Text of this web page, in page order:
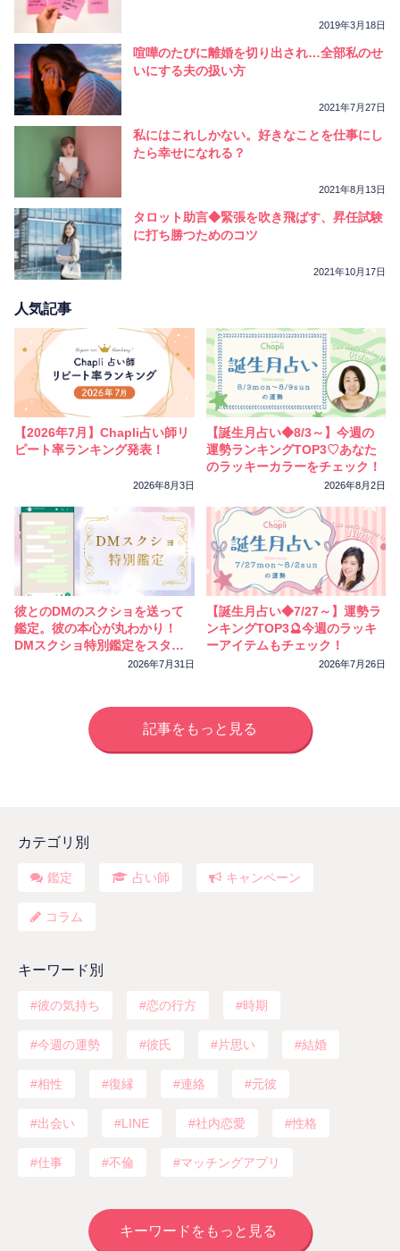
2019年3月18日
喧嘩のたびに離婚を切り出され…全部私のせ
いにする夫の扱い方
2021年7月27日
私にはこれしかない。好きなことを仕事にし
たら幸せになれる？
2021年8月13日
タロット助言◆緊張を吹き飛ばす、昇任試験
に打ち勝つためのコツ
2021年10月17日
人気記事
【2026年7月】Chapli占い師リ
ピート率ランキング発表！
2026年8月3日
【誕生月占い◆8/3～】今週の
運勢ランキングTOP3♡あなた
のラッキーカラーをチェック！
2026年8月2日
彼とのDMのスクショを送って
鑑定。彼の本心が丸わかり！
DMスクショ特別鑑定をスター
2026年7月31日
【誕生月占い◆7/27～】運勢ラ
ンキングTOP3🔮今週のラッキ
ーアイテムもチェック！
2026年7月26日
記事をもっと見る
カテゴリ別
鑑定 占い師 キャンペーン
コラム
キーワード別
彼の気持ち 恋の行方 時期
今週の運勢 彼氏 片思い 結婚
相性 復縁 連絡 元彼
出会い LINE 社内恋愛 性格
仕事 不倫 マッチングアプリ
キーワードをもっと見る